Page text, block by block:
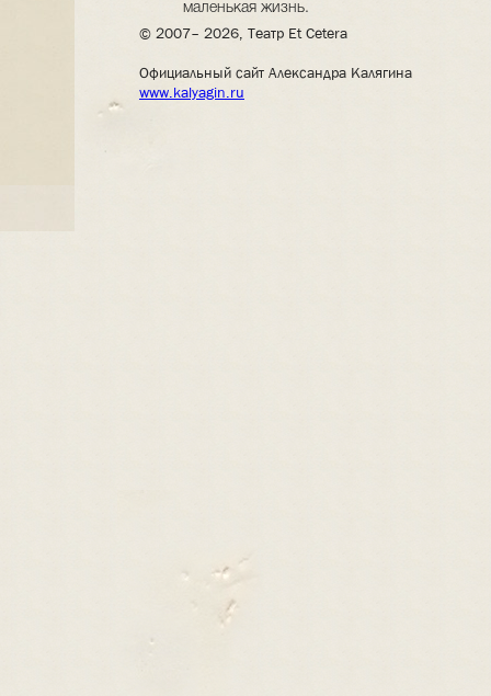
маленькая жизнь.
© 2007– 2026, Театр Et Cetera
Официальный сайт Александра Калягина
www.kalyagin.ru